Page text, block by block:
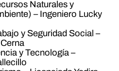
Naturales y
– Ingeniero Lucky
y Seguridad Social –
y Tecnología –